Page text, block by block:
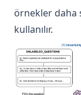
Sora
LLM Koleksiyonu
claude-3
gemma
grok-1
örnekler daha
kullanılır.